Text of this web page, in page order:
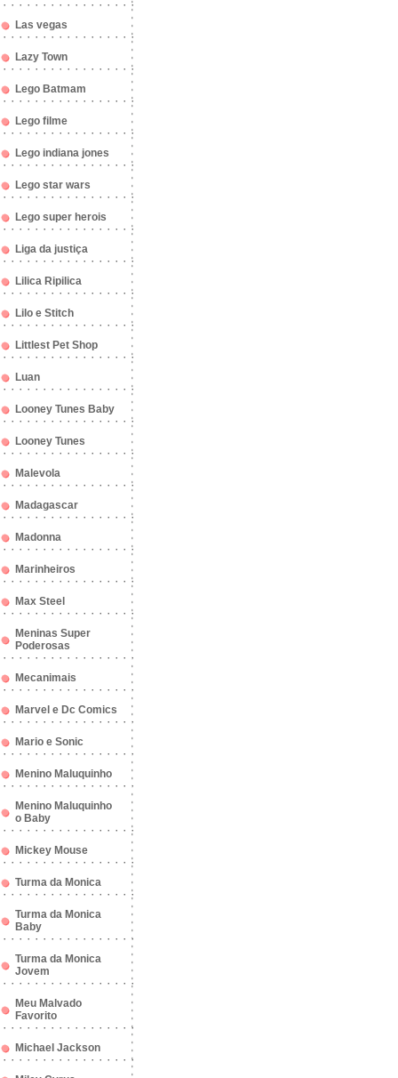
Las vegas
Lazy Town
Lego Batmam
Lego filme
Lego indiana jones
Lego star wars
Lego super herois
Liga da justiça
Lilica Ripilica
Lilo e Stitch
Littlest Pet Shop
Luan
Looney Tunes Baby
Looney Tunes
Malevola
Madagascar
Madonna
Marinheiros
Max Steel
Meninas Super
Poderosas
Mecanimais
Marvel e Dc Comics
Mario e Sonic
Menino Maluquinho
Menino Maluquinho
o Baby
Mickey Mouse
Turma da Monica
Turma da Monica
Baby
Turma da Monica
Jovem
Meu Malvado
Favorito
Michael Jackson